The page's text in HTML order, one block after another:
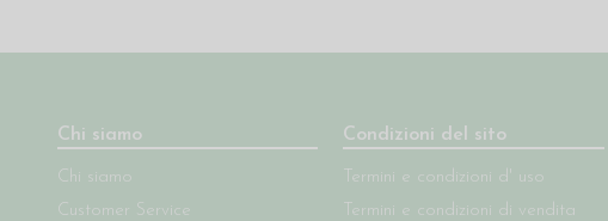
Chi siamo
Chi siamo
Customer Service
Condizioni del sito
Termini e condizioni d' uso
Termini e condizioni di vendita